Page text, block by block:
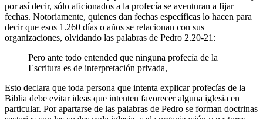
por así decir, sólo aficionados a la profecía se aventuran a fijar
fechas. Notoriamente, quienes dan fechas específicas lo hacen para
decir que esos 1.260 días o años se relacionan con sus
organizaciones, olvidando las palabras de Pedro 2.20-21:
Pero ante todo entended que ninguna profecía de la
Escritura es de interpretación privada,
Esto declara que toda persona que intenta explicar profecías de la
Biblia debe evitar ideas que intenten favorecer alguna iglesia en
particular. Por apartarse de las palabras de Pedro se forman doctrinas